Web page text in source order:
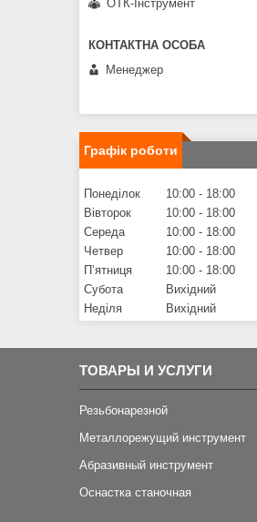
ОТК-Інструмент
Менеджер
Графік роботи
Понеділок 10:00
18:00
Вівторок
10:00
18:00
Середа
10:00
18:00
Четвер
10:00
18:00
Пʼятниця
10:00
18:00
Субота
Вихідний
Неділя
Вихідний
ТОВАРЫ И УСЛУГИ
Резьбонарезной
Металлорежущий инструмент
Абразивный инструмент
Оснастка станочная